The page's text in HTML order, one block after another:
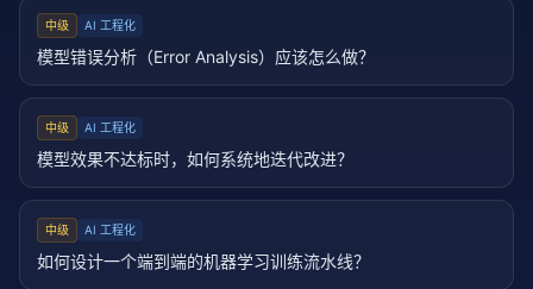
中级 AI 工程化
模型错误分析（Error Analysis）应该怎么做？
中级 AI 工程化
模型效果不达标时，如何系统地迭代改进？
中级 AI 工程化
如何设计一个端到端的机器学习训练流水线？